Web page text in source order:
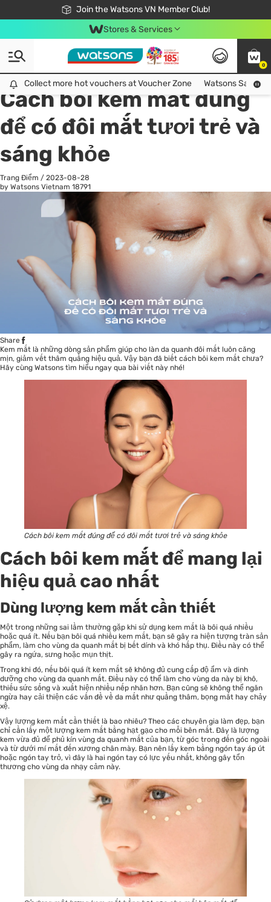
Join the Watsons VN Member Club!
Free Shipping For Order From 249,000Đ
24h Fast delivery in Hồ Chí Minh City
Stores & Services
0
Collect more hot vouchers at Voucher Zone
Collect more hot vouchers at Voucher Zone Watsons Safety
All
Chăm Sóc Cá Nhân
Cách bôi kem mắt đúng
để có đôi mắt tươi trẻ và
sáng khỏe
Trang Điểm / 2023-08-28
by Watsons Vietnam 18791
Share
Kem mắt là những dòng sản phẩm giúp cho làn da quanh đôi mắt luôn căng
mịn, giảm vết thâm quầng hiệu quả. Vậy bạn đã biết cách bôi kem mắt chưa?
Hãy cùng Watsons tìm hiểu ngay qua bài viết này nhé!
Cách bôi kem mắt đúng để có đôi mắt tươi trẻ và sáng khỏe
Cách bôi kem mắt để mang lại
hiệu quả cao nhất
Dùng lượng kem mắt cần thiết
Một trong những sai lầm thường gặp khi sử dụng kem mắt là bôi quá nhiều
hoặc quá ít. Nếu bạn bôi quá nhiều kem mắt, bạn sẽ gây ra hiện tượng tràn sản
phẩm, làm cho vùng da quanh mắt bị bết dính và khó hấp thụ. Điều này có thể
gây ra ngứa, sưng hoặc mụn thịt.
Trong khi đó, nếu bôi quá ít kem mắt sẽ không đủ cung cấp độ ẩm và dinh
dưỡng cho vùng da quanh mắt. Điều này có thể làm cho vùng da này bị khô,
thiếu sức sống và xuất hiện nhiều nếp nhăn hơn. Bạn cũng sẽ không thể ngăn
ngừa hay cải thiện các vấn đề về da mắt như quầng thâm, bọng mắt hay chảy
xệ.
Vậy lượng kem mắt cần thiết là bao nhiêu? Theo các chuyên gia làm đẹp, bạn
chỉ cần lấy một lượng kem mắt bằng hạt gạo cho mỗi bên mắt. Đây là lượng
kem vừa đủ để phủ kín vùng da quanh mắt của bạn, từ góc trong đến góc ngoài
và từ dưới mí mắt đến xương chân mày. Bạn nên lấy kem bằng ngón tay áp út
hoặc ngón tay trỏ, vì đây là hai ngón tay có lực yếu nhất, không gây tổn
thương cho vùng da nhạy cảm này.